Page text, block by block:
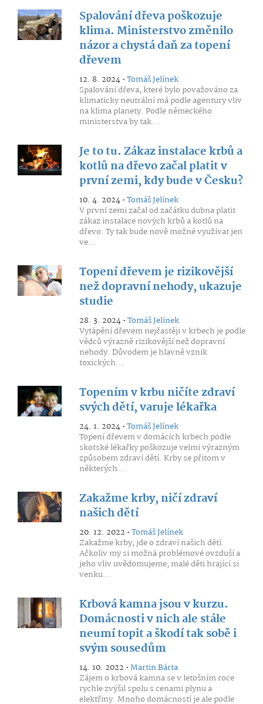
Spalování dřeva poškozuje
klima. Ministerstvo změnilo
názor a chystá daň za topení
dřevem
12. 8. 2024 •Tomáš Jelínek
Spalování dřeva, které bylo považováno za
klimaticky neutrální má podle agentury vliv
na klima planety. Podle německého
ministerstva by tak...
Je to tu. Zákaz instalace krbů a
kotlů na dřevo začal platit v
první zemi, kdy bude v Česku?
10. 4. 2024 •Tomáš Jelínek
V první zemi začal od začátku dubna platit
zákaz instalace nových krbů a kotlů na
dřevo. Ty tak bude nově možné využívat jen
ve...
Topení dřevem je rizikovější
než dopravní nehody, ukazuje
studie
28. 3. 2024 •Tomáš Jelínek
Vytápění dřevem nejčastěji v krbech je podle
vědců výrazně rizikovější než dopravní
nehody. Důvodem je hlavně vznik
toxických...
Topením v krbu ničíte zdraví
svých dětí, varuje lékařka
24. 1. 2024 •Tomáš Jelínek
Topení dřevem v domácích krbech podle
skotské lékařky poškozuje velmi výrazným
způsobem zdraví dětí. Krby se přitom v
některých...
Zakažme krby, ničí zdraví
našich dětí
20. 12. 2022 •Tomáš Jelínek
Zakažme krby, jde o zdraví našich dětí.
Ačkoliv my si možná problémové ovzduší a
jeho vliv uvědomujeme, malé děti hrající si
venku...
Krbová kamna jsou v kurzu.
Domácnosti v nich ale stále
neumí topit a škodí tak sobě i
svým sousedům
14. 10. 2022 •Martin Bárta
Zájem o krbová kamna se v letošním roce
rychle zvýšil spolu s cenami plynu a
elektřiny. Mnoho domácností je ale podle